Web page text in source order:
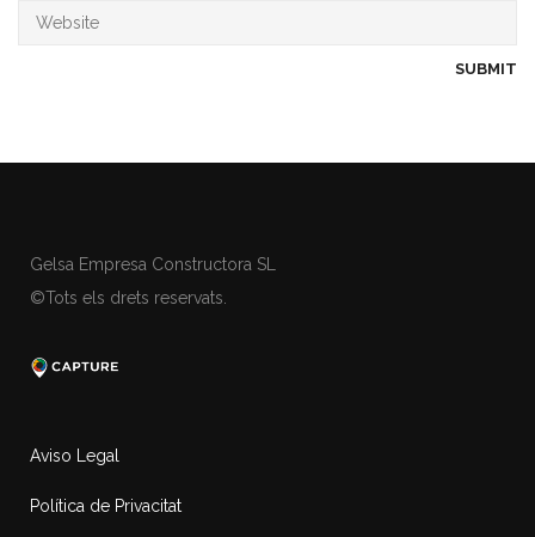
Gelsa Empresa Constructora SL
©Tots els drets reservats.
Aviso Legal
Política de Privacitat